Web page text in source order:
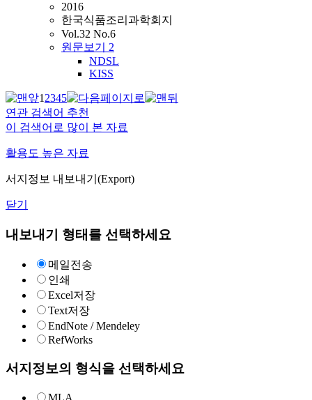
2016
한국식품조리과학회지
Vol.32 No.6
원문보기 2
NDSL
KISS
12345
연관 검색어 추천
이 검색어로 많이 본 자료
활용도 높은 자료
서지정보 내보내기(Export)
닫기
내보내기 형태를 선택하세요
메일전송
인쇄
Excel저장
Text저장
EndNote / Mendeley
RefWorks
서지정보의 형식을 선택하세요